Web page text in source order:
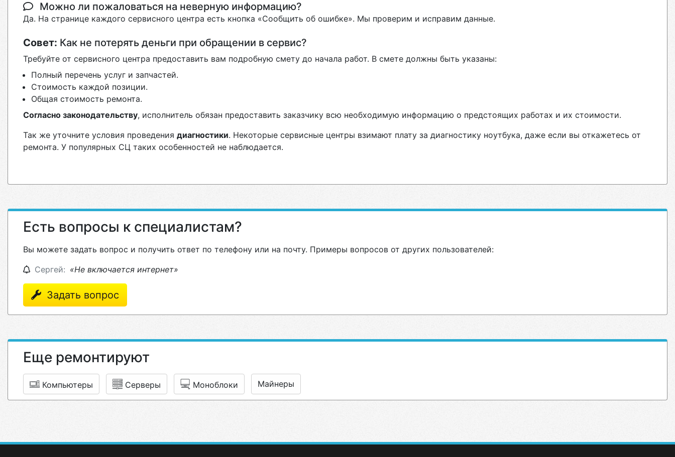
Можно ли пожаловаться на неверную информацию?
Да. На странице каждого сервисного центра есть кнопка «Сообщить об ошибке». Мы проверим и исправим данные.
Совет: Как не потерять деньги при обращении в сервис?
Требуйте от сервисного центра предоставить вам подробную смету до начала работ. В смете должны быть указаны:
Полный перечень услуг и запчастей.
Стоимость каждой позиции.
Общая стоимость ремонта.
Согласно законодательству, исполнитель обязан предоставить заказчику всю необходимую информацию о предстоящих работах и их стоимости.
Так же уточните условия проведения диагностики. Некоторые сервисные центры взимают плату за диагностику ноутбука, даже если вы откажетесь от
ремонта. У популярных СЦ таких особенностей не наблюдается.
Есть вопросы к специалистам?
Вы можете задать вопрос и получить ответ по телефону или на почту. Примеры вопросов от других пользователей:
Сергей: «Не включается интернет»
Задать вопрос
Еще ремонтируют
Компьютеры Серверы Моноблоки Майнеры